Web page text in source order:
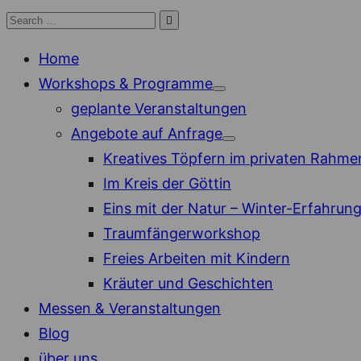
Skip
content
Search

Search
Home
Workshops & Programme
Show
sub
menu
geplante Veranstaltungen
Angebote auf Anfrage
Show
sub
menu
Kreatives Töpfern im privaten
Im Kreis der Göttin
Eins mit der Natur – Winter-Erfahrung
Traumfängerworkshop
Freies Arbeiten mit Kindern
Kräuter und Geschichten
Messen & Veranstaltungen
Blog